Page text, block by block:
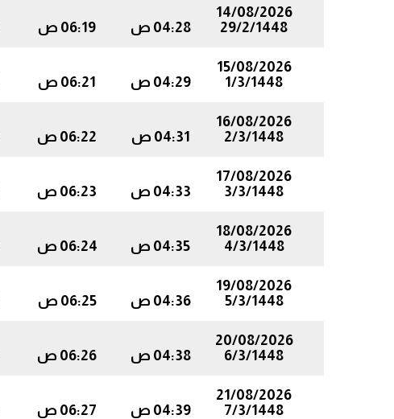
14/08/2026
29/2/1448
04:28 ص 06:19 ص
15/08/2026
1/3/1448
04:29 ص 06:21 ص
16/08/2026
2/3/1448
04:31 ص 06:22 ص
17/08/2026
3/3/1448
04:33 ص 06:23 ص
18/08/2026
4/3/1448
04:35 ص 06:24 ص
19/08/2026
5/3/1448
04:36 ص 06:25 ص
20/08/2026
6/3/1448
04:38 ص 06:26 ص
21/08/2026
7/3/1448
04:39 ص 06:27 ص